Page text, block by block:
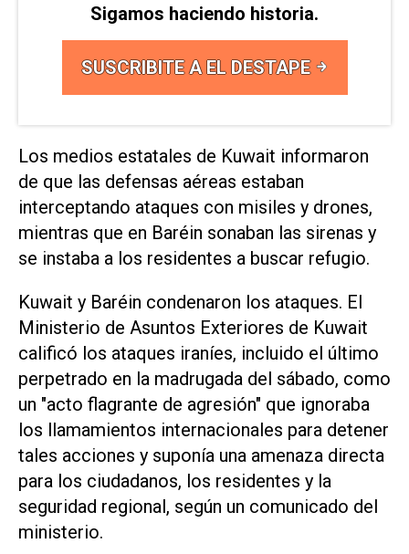
Sigamos haciendo historia.
SUSCRIBITE A EL DESTAPE
Los medios estatales de Kuwait informaron
de que las defensas aéreas estaban
interceptando ataques con misiles y drones,
mientras que en Baréin sonaban las sirenas y
se instaba a los residentes a buscar refugio.
Kuwait y ​Baréin condenaron los ataques. El
Ministerio de ⁠Asuntos Exteriores de Kuwait
calificó los ataques iraníes, incluido el último
perpetrado en la madrugada del sábado, como
un "acto flagrante de agresión" que ‌ignoraba
los llamamientos internacionales para detener
tales acciones y suponía una amenaza directa
para los ciudadanos, los residentes y ⁠la
seguridad regional, según un comunicado del
ministerio.